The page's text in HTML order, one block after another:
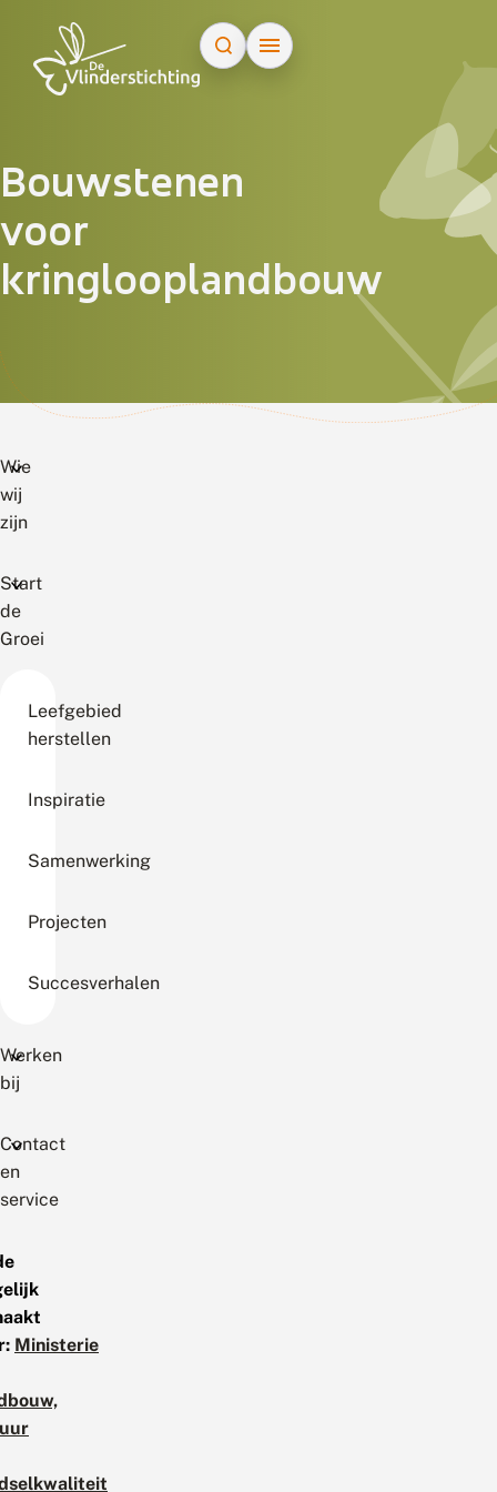
Bouwstenen
voor
kringlooplandbouw
Wie
wij
zijn
Start
de
Groei
Leefgebied
herstellen
Inspiratie
Samenwerking
Projecten
Succesverhalen
Werken
bij
Contact
en
service
Ministerie